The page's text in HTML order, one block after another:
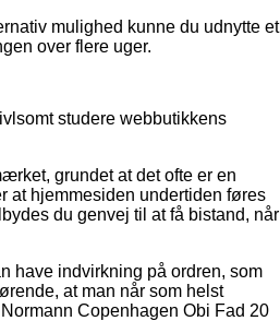
mulighed kunne du udnytte et
over flere uger.
studere webbutikkens
grundet at det ofte er en
at hjemmesiden undertiden føres
du genvej til at få bistand, når
have indvirkning på ordren, som
at man når som helst
Copenhagen Obi Fad 20